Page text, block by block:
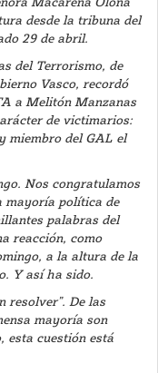
desde la tribuna del
29 de abril.
del Terrorismo, de
Vasco, recordó
a Melitón Manzanas
de victimarios:
miembro del GAL el
Nos congratulamos
mayoría política de
palabras del
reacción, como
a la altura de la
Y así ha sido.
resolver”. De las
mayoría son
esta cuestión está